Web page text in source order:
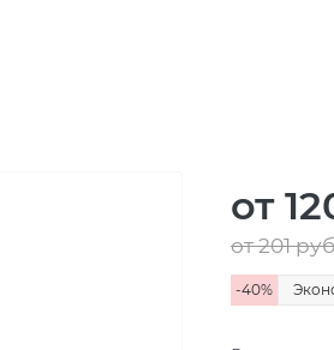
от
от 201
-40%